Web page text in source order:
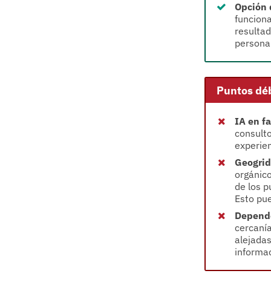
Opción
Puntos
IA en
de los
Esto